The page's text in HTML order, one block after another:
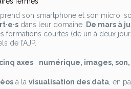
AJPro
:
au
se
en)
son smartphone et son micro,
dans leur domaine. De mars à
formations courtes (de un à deux
de l’AJP.
cinq axes: numérique, images,
à la visualisation des data, en